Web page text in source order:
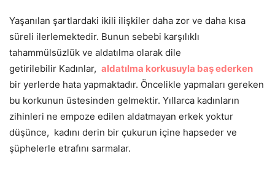
Yaşanılan şartlardaki ikili ilişkiler daha zor ve daha kısa
süreli ilerlemektedir. Bunun sebebi karşılıklı
tahammülsüzlük ve aldatılma olarak dile
getirilebilir Kadınlar, aldatılma korkusuyla baş ederken
bir yerlerde hata yapmaktadır. Öncelikle yapmaları gereken
bu korkunun üstesinden gelmektir. Yıllarca kadınların
zihinleri ne empoze edilen aldatmayan erkek yoktur
düşünce, kadını derin bir çukurun içine hapseder ve
şüphelerle etrafını sarmalar.